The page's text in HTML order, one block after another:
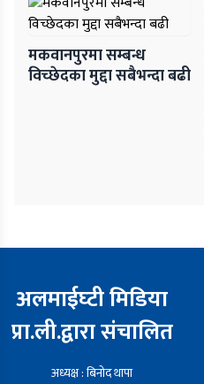
मकवानपुरमा सम्बन्ध
विच्छेदका मुद्दा सबैभन्दा बढी
अलमाईघ्टी मिडिया
प्रा.ली.द्वारा संचालित
अध्यक्ष : बिनोद थापा